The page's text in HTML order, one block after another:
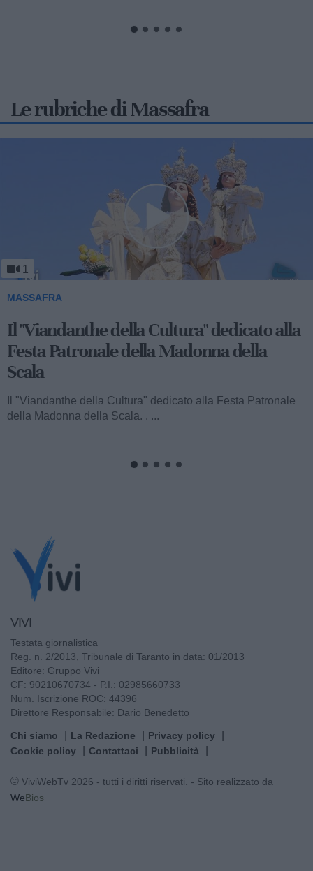
Le rubriche di Massafra
1
MASSAFRA
Viandanthe della Cultura: la "Chiesa
Rupestre della Buona Nuova"
Ecco a voi il terzo speciale del "Viandanthe della Cultura"
dedicato alla Madonna della Scala. Vi porteremo alla
scoperta della "Chiesa...
VIVI
Testata giornalistica
Reg. n. 2/2013, Tribunale di Taranto in data: 01/2013
Editore: Gruppo Vivi
CF: 90210670734 - P.I.: 02985660733
Num. Iscrizione ROC: 44396
Direttore Responsabile: Dario Benedetto
Chi siamo La Redazione
Privacy policy
Cookie policy
Contattaci Pubblicità
© ViviWebTv 2026 - tutti i diritti riservati. - Sito realizzato da
WeBios